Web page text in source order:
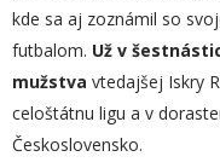
kde sa aj zoznámil so
futbalom. Už v
mužstva vtedajšej Iskry
celoštátnu ligu a v
Československo.